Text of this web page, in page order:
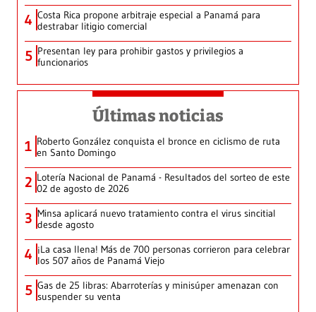
4 Costa Rica propone arbitraje especial a Panamá para
destrabar litigio comercial
5 Presentan ley para prohibir gastos y privilegios a
funcionarios
Últimas noticias
1 Roberto González conquista el bronce en ciclismo de ruta
en Santo Domingo
2 Lotería Nacional de Panamá - Resultados del sorteo de este
02 de agosto de 2026
3 Minsa aplicará nuevo tratamiento contra el virus sincitial
desde agosto
4 ¡La casa llena! Más de 700 personas corrieron para celebrar
los 507 años de Panamá Viejo
5 Gas de 25 libras: Abarroterías y minisúper amenazan con
suspender su venta